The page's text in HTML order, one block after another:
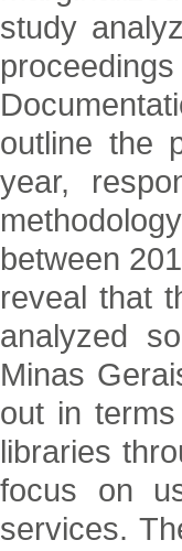
study
outline the
year,
between
reveal that
analyzed
Minas
out in
libraries
focus on
services.